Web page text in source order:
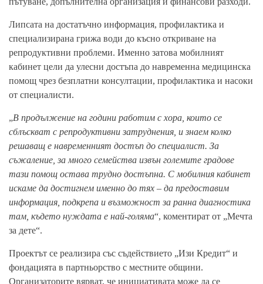
Липсата на достатъчно информация, профилактика и
специализирана грижа води до късно откриване на
репродуктивни проблеми. Именно затова мобилният
кабинет цели да улесни достъпа до навременна медицинска
помощ чрез безплатни консултации, профилактика и насоки
от специалисти.
„В продължение на години работим с хора, които се
сблъскват с репродуктивни затруднения, и знаем колко
решаващ е навременният достъп до специалист. За
съжаление, за много семейства извън големите градове
тази помощ остава трудно достъпна. С мобилния кабинет
искаме да достигнем именно до тях – да предоставим
информация, подкрепа и възможност за ранна диагностика
там, където нуждата е най-голяма“, коментират от „Мечта
за дете“.
Проектът се реализира със съдействието „Изи Кредит“ и
фондацията в партньорство с местните общини.
Организаторите вярват, че инициативата може да се